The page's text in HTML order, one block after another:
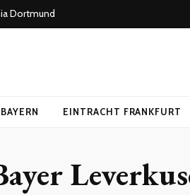
Dortmund
EINTRACHT FRANKFURT